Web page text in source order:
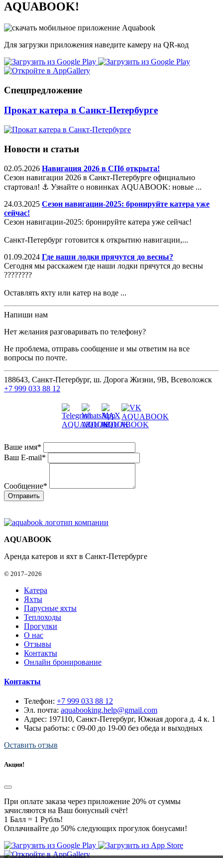
AQUABOOK!
Для загрузки приложения наведите камеру на QR-код
Спецпредложение
Прокат катера в Санкт-Петербурге
Новости и статьи
02.05.2026 Навигация 2026 в СПб открыта!
Сезон навигации 2026 в Санкт-Петербурге официально
стартовал! ⚓️ Узнайте о новинках AQUABOOK: новые ...
24.03.2025 Сезон навигации-2025: бронируйте катера уже
сейчас!
Сезон навигации-2025: бронируйте катера уже сейчас!
Санкт-Петербург готовится к открытию навигации,...
01.09.2024 Где наши лодки прячутся до весны?
Сегодня мы расскажем где наши лодки прячутся до весны
????????
Оставлять яхту или катер на воде ...
Напиши нам
Нет желания разговаривать по телефону?
Не проблема, отправь сообщение и мы ответим на все
вопросы по почте.
188643, Санкт-Петербург, ш. Дорога Жизни, 9В, Всеволожск
+7 999 033 88 12
Ваше имя*
Ваш E-mail*
Сообщение*
AQUABOOK
Аренда катеров и яхт в Санкт-Петербурге
© 2017–2026
Катера
Яхты
Парусные яхты
Теплоходы
Прогулки
О нас
Отзывы
Контакты
Онлайн бронирование
Контакты
Телефон: +7 999 033 88 12
Эл. почта: aquabooking.help@gmail.com
Адрес: 197110, Санкт-Петербург, Южная дорога д. 4 к. 1
Часы работы: с 09-00 до 19-00 без обеда и выходных
Оставить отзыв
Акция!
При оплате заказа через приложение 20% от суммы
зачисляются на Ваш бонусный счёт!
1 Балл = 1 Рубль!
Оплачивайте до 50% следующих прогулок бонусами!